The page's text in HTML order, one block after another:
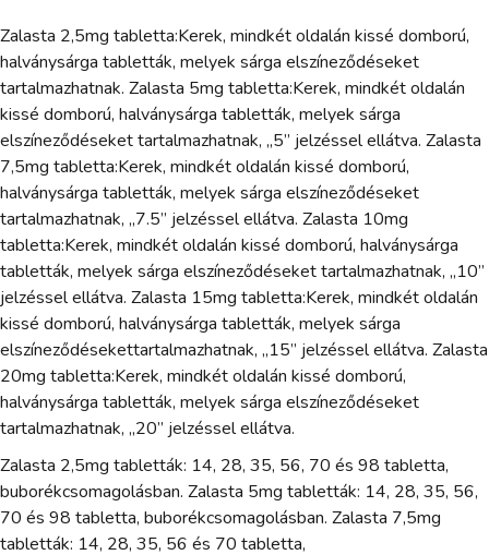
Zalasta 2,5mg tabletta:Kerek, mindkét oldalán kissé domború,
halványsárga tabletták, melyek sárga elszíneződéseket
tartalmazhatnak. Zalasta 5mg tabletta:Kerek, mindkét oldalán
kissé domború, halványsárga tabletták, melyek sárga
elszíneződéseket tartalmazhatnak, „5” jelzéssel ellátva. Zalasta
7,5mg tabletta:Kerek, mindkét oldalán kissé domború,
halványsárga tabletták, melyek sárga elszíneződéseket
tartalmazhatnak, „7.5” jelzéssel ellátva. Zalasta 10mg
tabletta:Kerek, mindkét oldalán kissé domború, halványsárga
tabletták, melyek sárga elszíneződéseket tartalmazhatnak, „10”
jelzéssel ellátva. Zalasta 15mg tabletta:Kerek, mindkét oldalán
kissé domború, halványsárga tabletták, melyek sárga
elszíneződésekettartalmazhatnak, „15” jelzéssel ellátva. Zalasta
20mg tabletta:Kerek, mindkét oldalán kissé domború,
halványsárga tabletták, melyek sárga elszíneződéseket
tartalmazhatnak, „20” jelzéssel ellátva.
Zalasta 2,5mg tabletták: 14, 28, 35, 56, 70 és 98 tabletta,
buborékcsomagolásban. Zalasta 5mg tabletták: 14, 28, 35, 56,
70 és 98 tabletta, buborékcsomagolásban. Zalasta 7,5mg
tabletták: 14, 28, 35, 56 és 70 tabletta,